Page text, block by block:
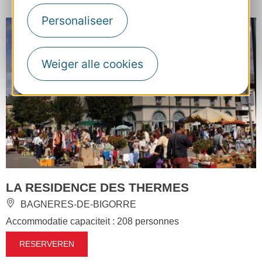
Personaliseer
Weiger alle cookies
LA RESIDENCE DES THERMES
BAGNERES-DE-BIGORRE
Accommodatie capaciteit : 208 personnes
RESERVEREN